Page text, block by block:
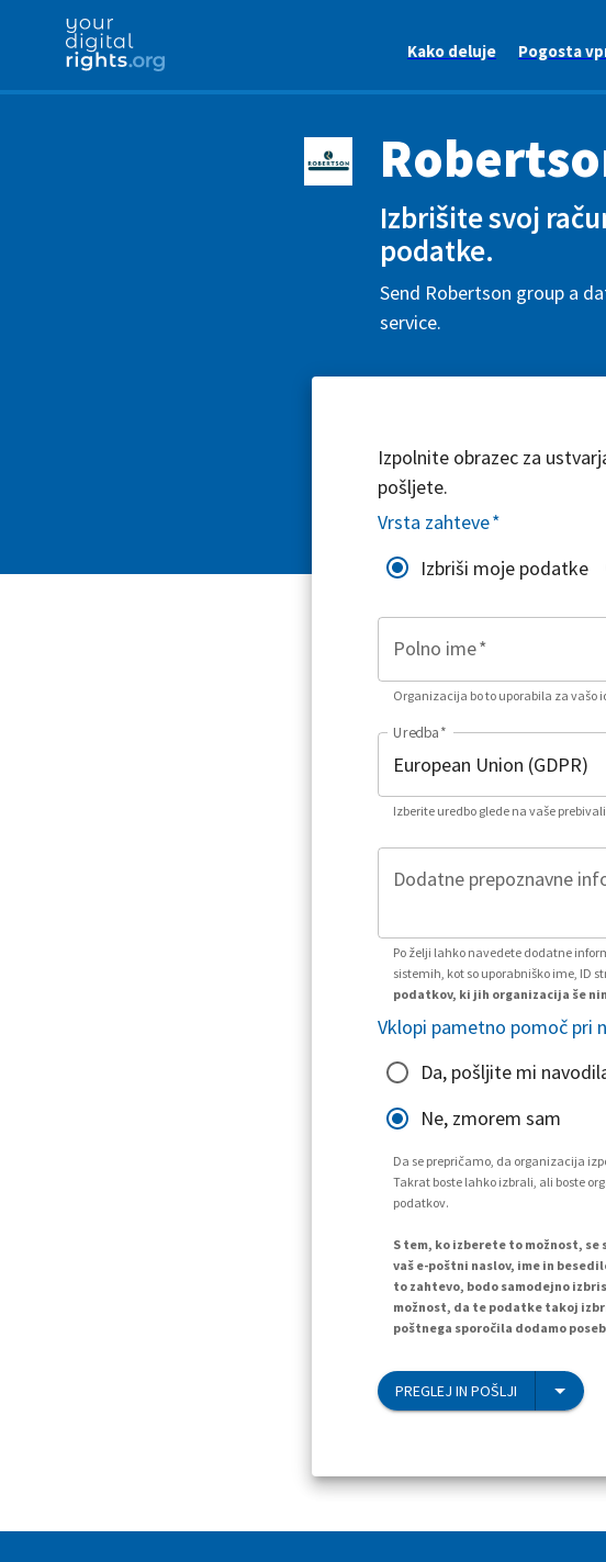
Kako deluje Pogosta
Izbrišite svoj
podatke.
Send Robertson group a
service.
Izpolnite obrazec za
pošljete.
Vrsta zahteve*
Izbriši moje podatke
Polno ime*
Organizacija bo to uporabila za vašo
Uredba*
Izberite uredbo glede na vaše
Dodatne prepoznavne
Po želji lahko navedete dodatne
sistemih, kot so uporabniško ime, ID
podatkov, ki jih organizacija še
Vklopi pametno pomoč pri
Da, pošljite mi
Ne, zmorem sam
Da se prepričamo, da organizacija
Takrat boste lahko izbrali, ali boste
podatkov.
S tem, ko izberete to možnost,
vaš e-poštni naslov, ime in
to zahtevo, bodo samodejno
možnost, da te podatke takoj
poštnega sporočila dodamo
PREGLEJ IN POŠLJI